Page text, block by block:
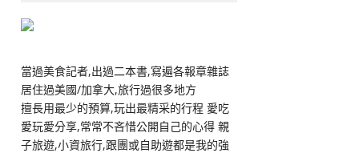
當過美食記者,出過二本書,寫遍各報章雜誌
居住過美國/加拿大,旅行過很多地方
擅長用最少的預算,玩出最精采的行程 愛吃
愛玩愛分享,常常不吝惜公開自己的心得 親
子旅遊,小資旅行,跟團或自助遊都是我的強